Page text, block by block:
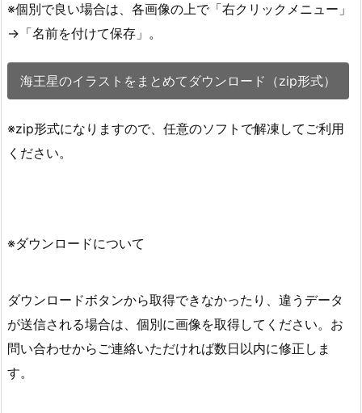
※個別で良い場合は、各画像の上で「右クリックメニュー」
→「名前を付けて保存」。
海王星のイラストをまとめてダウンロード（zip形式）
※zip形式になりますので、任意のソフトで解凍してご利用
ください。
※ダウンロードについて
ダウンロードボタンから取得できなかったり、違うデータ
が送信される場合は、個別に画像を取得してください。お
問い合わせからご連絡いただければ数日以内に修正しま
す。